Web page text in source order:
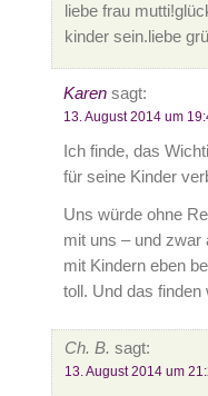
liebe frau
kinder sein.liebe
Karensagt:
13. August 2014 um
Ich finde, das
für seine Kinder
Uns würde ohne
mit uns – und zwar
mit Kindern eben
toll. Und das finden
Ch. B. sagt:
13. August 2014 um